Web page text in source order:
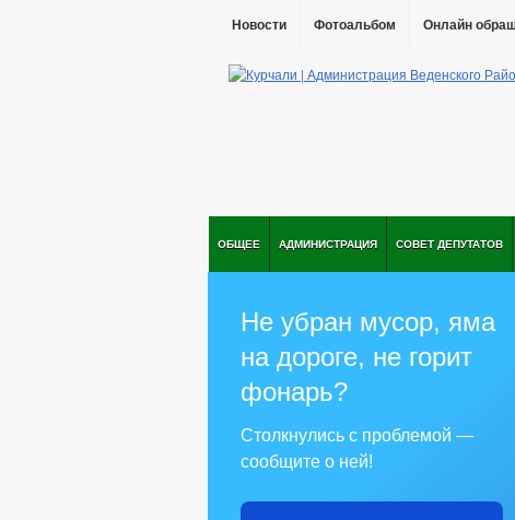
Новости Фотоальбом Онлайн
ОБЩЕЕ АДМИНИСТРАЦИЯ СОВЕТ ДЕПУТАТОВ
Не убран мусор, яма
на дороге, не горит
фонарь?
Столкнулись с проблемой —
сообщите о ней!